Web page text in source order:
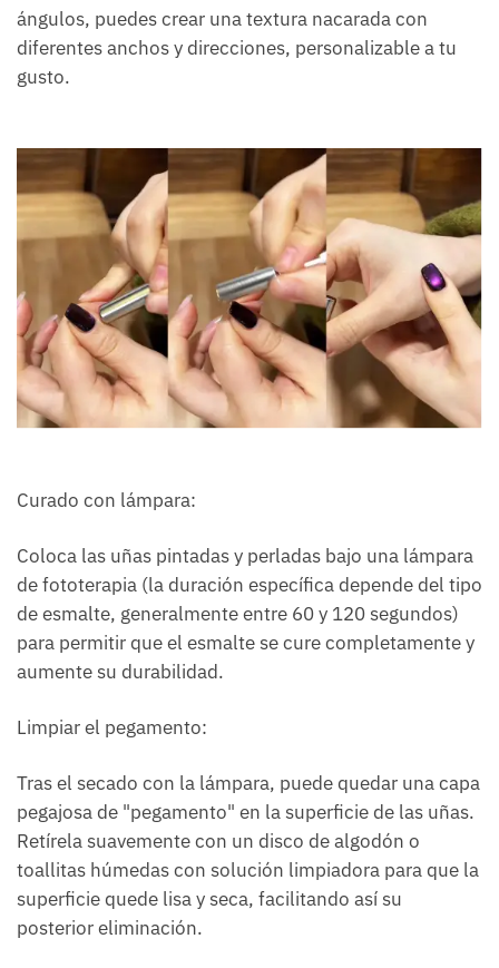
ángulos, puedes crear una textura nacarada con
diferentes anchos y direcciones, personalizable a tu
gusto.
Curado con lámpara:
Coloca las uñas pintadas y perladas bajo una lámpara
de fototerapia (la duración específica depende del tipo
de esmalte, generalmente entre 60 y 120 segundos)
para permitir que el esmalte se cure completamente y
aumente su durabilidad.
Limpiar el pegamento:
Tras el secado con la lámpara, puede quedar una capa
pegajosa de "pegamento" en la superficie de las uñas.
Retírela suavemente con un disco de algodón o
toallitas húmedas con solución limpiadora para que la
superficie quede lisa y seca, facilitando así su
posterior eliminación.